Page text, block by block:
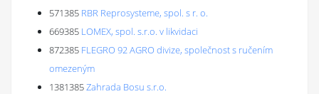
571385 RBR Reprosysteme, spol. s r. o.
669385 LOMEX, spol. s.r.o. v likvidaci
872385 FLEGRO 92 AGRO divize, společnost s ručením
omezeným
1381385Zahrada Bosu s.r.o.